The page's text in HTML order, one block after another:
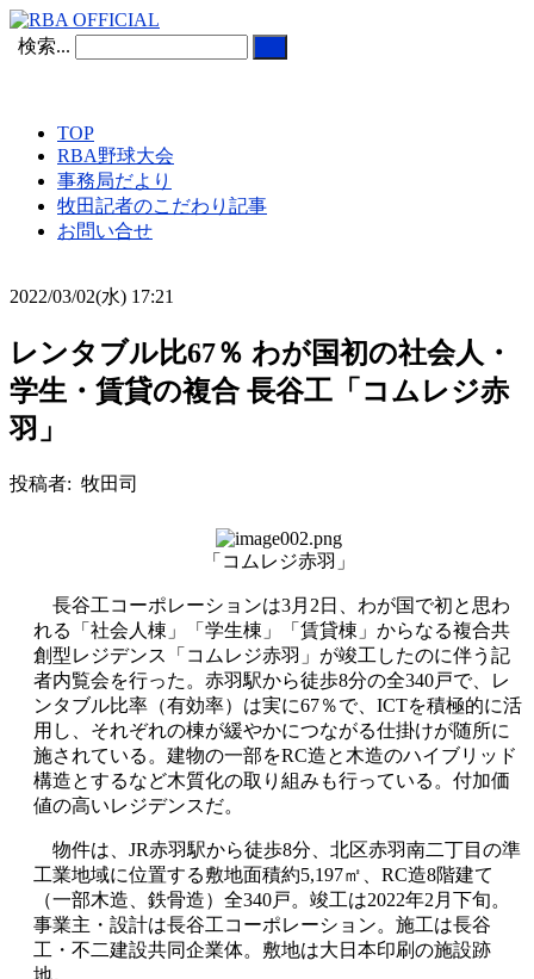
検索...
TOP
RBA野球大会
事務局だより
牧田記者のこだわり記事
お問い合せ
2022/03/02(水) 17:21
レンタブル比67％ わが国初の社会人・
学生・賃貸の複合 長谷工「コムレジ赤
羽」
投稿者: 牧田司
「コムレジ赤羽」
長谷工コーポレーションは3月2日、わが国で初と思わ
れる「社会人棟」「学生棟」「賃貸棟」からなる複合共
創型レジデンス「コムレジ赤羽」が竣工したのに伴う記
者内覧会を行った。赤羽駅から徒歩8分の全340戸で、レ
ンタブル比率（有効率）は実に67％で、ICTを積極的に活
用し、それぞれの棟が緩やかにつながる仕掛けが随所に
施されている。建物の一部をRC造と木造のハイブリッド
構造とするなど木質化の取り組みも行っている。付加価
値の高いレジデンスだ。
物件は、JR赤羽駅から徒歩8分、北区赤羽南二丁目の準
工業地域に位置する敷地面積約5,197㎡、RC造8階建て
（一部木造、鉄骨造）全340戸。竣工は2022年2月下旬。
事業主・設計は長谷工コーポレーション。施工は長谷
工・不二建設共同企業体。敷地は大日本印刷の施設跡
地。